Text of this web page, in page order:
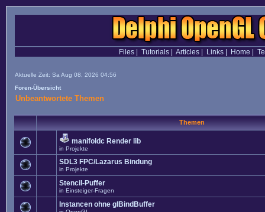
Files| Tutorials| Articles| Links| Home
Aktuelle Zeit: Sa Aug 08, 2026 04:56
Foren-Übersicht
Unbeantwortete Themen
Themen
manifoldc Render lib
in Projekte
SDL3 FPC/Lazarus Bindung
in Projekte
Stencil-Puffer
in Einsteiger-Fragen
Instancen ohne glBindBuffer